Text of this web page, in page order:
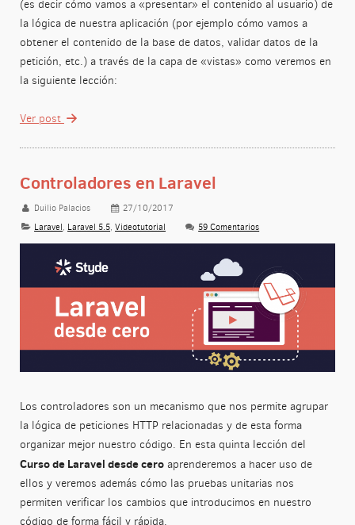
(es decir cómo vamos a «presentar» el contenido al usuario) de
la lógica de nuestra aplicación (por ejemplo cómo vamos a
obtener el contenido de la base de datos, validar datos de la
petición, etc.) a través de la capa de «vistas» como veremos en
la siguiente lección:
Ver post
Controladores en Laravel
Duilio Palacios
27/10/2017
Laravel, Laravel 5.5,Videotutorial 59 Comentarios
Los controladores son un mecanismo que nos permite agrupar
la lógica de peticiones HTTP relacionadas y de esta forma
organizar mejor nuestro código. En esta quinta lección del
Curso de Laravel desde ceroaprenderemos a hacer uso de
ellos y veremos además cómo las pruebas unitarias nos
permiten verificar los cambios que introducimos en nuestro
código de forma fácil y rápida.